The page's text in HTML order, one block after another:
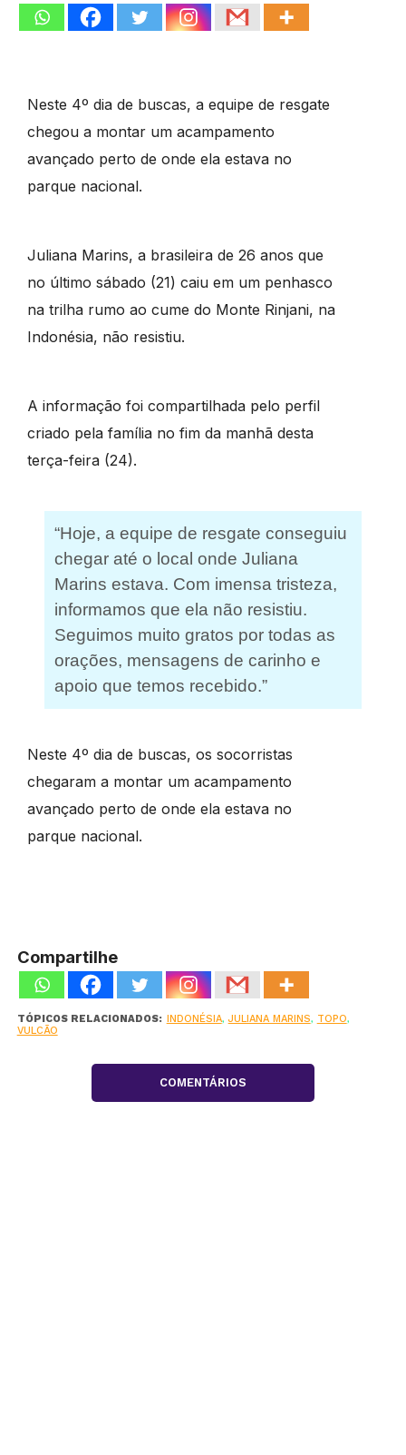
Neste 4º dia de buscas, a equipe de resgate
chegou a montar um acampamento
avançado perto de onde ela estava no
parque nacional.
Juliana Marins, a brasileira de 26 anos que
no último sábado (21) caiu em um penhasco
na trilha rumo ao cume do Monte Rinjani, na
Indonésia, não resistiu.
A informação foi compartilhada pelo perfil
criado pela família no fim da manhã desta
terça-feira (24).
“Hoje, a equipe de resgate conseguiu
chegar até o local onde Juliana
Marins estava. Com imensa tristeza,
informamos que ela não resistiu.
Seguimos muito gratos por todas as
orações, mensagens de carinho e
apoio que temos recebido.”
Neste 4º dia de buscas, os socorristas
chegaram a montar um acampamento
avançado perto de onde ela estava no
parque nacional.
Compartilhe
TÓPICOS RELACIONADOS: INDONÉSIA, JULIANA MARINS, TOPO,
VULCÃO
COMENTÁRIOS